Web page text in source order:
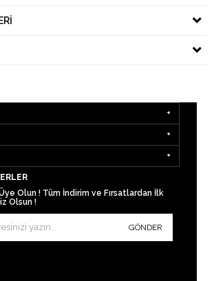
Olun ! Tüm İndirim ve Fırsatlardan İlk
Olsun !
GÖNDER